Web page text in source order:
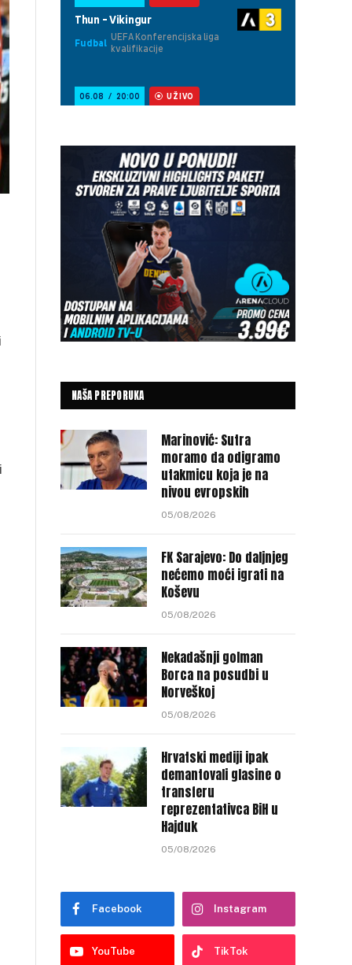
NAŠA PREPORUKA
Marinović: Sutra
moramo da odigramo
utakmicu koja je na
nivou evropskih
05/08/2026
FK Sarajevo: Do daljnjeg
nećemo moći igrati na
Koševu
05/08/2026
Nekadašnji golman
Borca na posudbi u
Norveškoj
05/08/2026
Hrvatski mediji ipak
demantovali glasine o
transferu
reprezentativca BiH u
Hajduk
05/08/2026
Facebook Instagram
YouTube TikTok